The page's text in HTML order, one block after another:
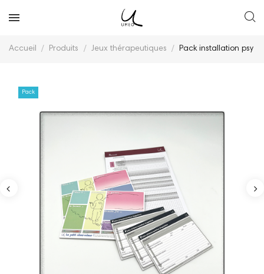
Accueil Produits Jeux thérapeutiques Pack installation psy
Pack